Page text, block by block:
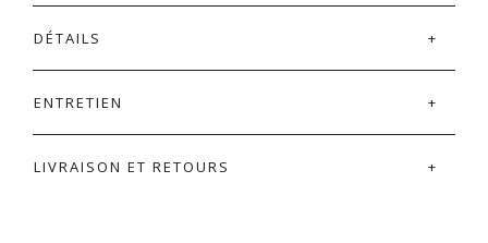
DÉTAILS
ENTRETIEN
LIVRAISON ET RETOURS